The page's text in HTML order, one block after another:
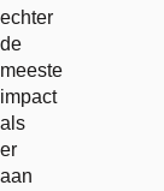
echter
de
meeste
impact
als
er
aan